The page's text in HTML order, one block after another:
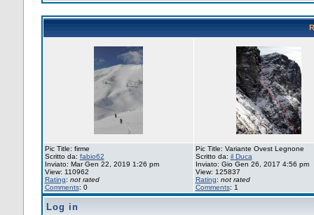
Pic Title: firme
Scritto da: fabio62
Inviato: Mar Gen 22, 2019 1:26 pm
View: 110962
Rating: not rated
Comments: 0
Pic Title: Variante Ovest Legnone
Scritto da: il Duca
Inviato: Gio Gen 26, 2017 4:56 pm
View: 125837
Rating: not rated
Comments: 1
Log in